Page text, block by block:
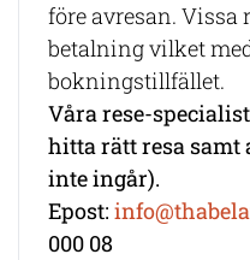
före avresan. Vissa
betalning vilket
bokningstillfället.
Våra rese-
hitta rätt resa samt
inte ingår).
Epost:
000 08